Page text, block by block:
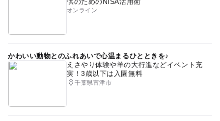
オンライン
かわいい動物とのふれあいで心温まるひとときを♪
えさやり体験や羊の大行進などイベント充
実！3歳以下は入園無料
千葉県富津市